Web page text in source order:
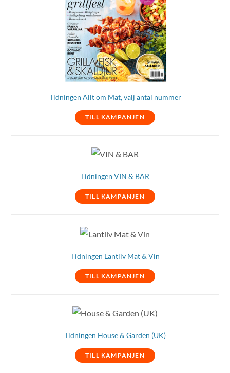
Tidningen Allt om Mat, välj antal nummer
TILL KAMPANJEN
Tidningen VIN & BAR
TILL KAMPANJEN
Tidningen Lantliv Mat & Vin
TILL KAMPANJEN
Tidningen House & Garden (UK)
TILL KAMPANJEN